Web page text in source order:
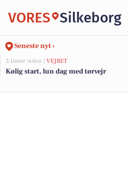
VORES Silkeborg
Seneste nyt ›
3 timer siden | VEJRET
Kølig start, lun dag med tørvejr